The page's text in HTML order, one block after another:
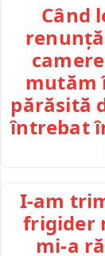
Când
mutăm
părăsită
întrebat
I-am
frigider
mi-a